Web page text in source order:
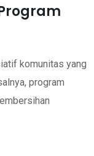
komunitas yang
program